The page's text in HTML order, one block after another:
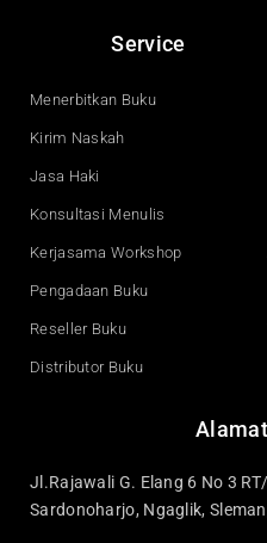
e
b
o
Service
Menerbitkan Buku
Kirim Naskah
Jasa Haki
Konsultasi Menulis
Kerjasama Workshop
Pengadaan Buku
Reseller Buku
Distributor Buku
Jl.Rajawali G. Elang 6 No 3
Sardonoharjo, Ngaglik,